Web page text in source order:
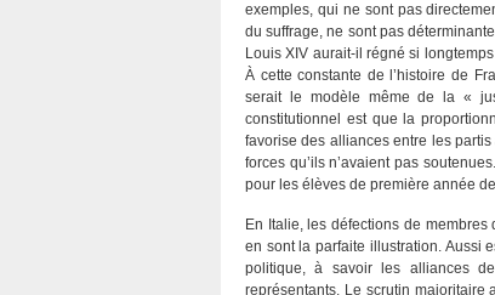
exemples, qui ne sont pas
du suffrage, ne sont pas
Louis XIV aurait-il régné si
À cette constante de l’histoire de
serait le modèle même de la «
constitutionnel est que la
favorise des alliances entre les
forces qu’ils n’avaient pas
pour les élèves de première année
En Italie, les défections de
en sont la parfaite illustration. Aussi
politique, à savoir les alliances
représentants. Le scrutin majoritaire